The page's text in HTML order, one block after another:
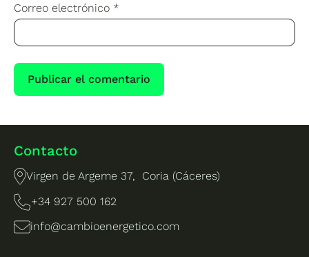
Correo electrónico *
Contacto
Virgen de Argeme 37, Coria (Cáceres)
+34 927 500 162
info@cambioenergetico.com